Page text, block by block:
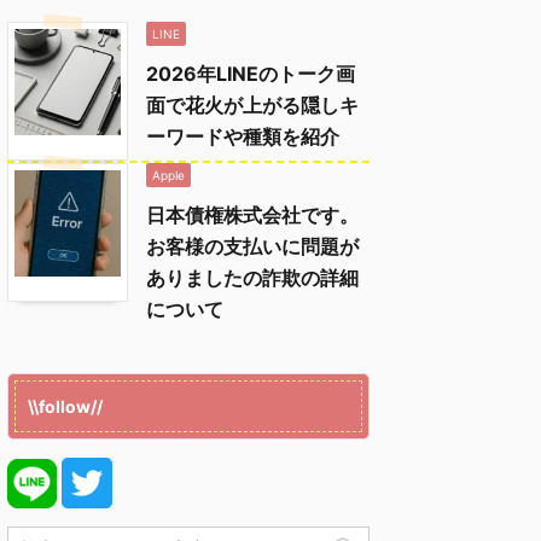
LINE
2026年LINEのトーク画
面で花火が上がる隠しキ
ーワードや種類を紹介
Apple
日本債権株式会社です。
お客様の支払いに問題が
ありましたの詐欺の詳細
について
\\follow//